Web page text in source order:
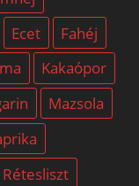
Ecet
Fahéj
Kakaópor
Mazsola
Rétesliszt